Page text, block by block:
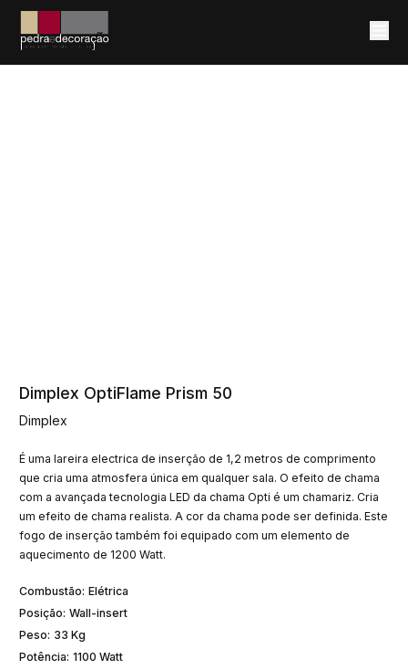
Dimplex OptiFlame Prism 50
Dimplex
É uma lareira electrica de inserção de 1,2 metros de comprimento
que cria uma atmosfera única em qualquer sala. O efeito de chama
com a avançada tecnologia LED da chama Opti é um chamariz. Cria
um efeito de chama realista. A cor da chama pode ser definida. Este
fogo de inserção também foi equipado com um elemento de
aquecimento de 1200 Watt.
Combustão: Elétrica
Posição: Wall-insert
Peso: 33 Kg
Potência: 1100 Watt